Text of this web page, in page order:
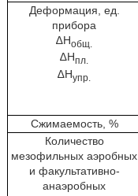
Деформация, ед.
прибора
∆Нобщ.
∆Нпл.
∆Нупр.
Сжимаемость, %
Количество
мезофильных аэробных
и факультативно-
анаэробных